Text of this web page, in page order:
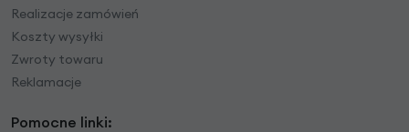
Realizacje zamówień
Koszty wysyłki
Zwroty towaru
Reklamacje
Pomocne linki: